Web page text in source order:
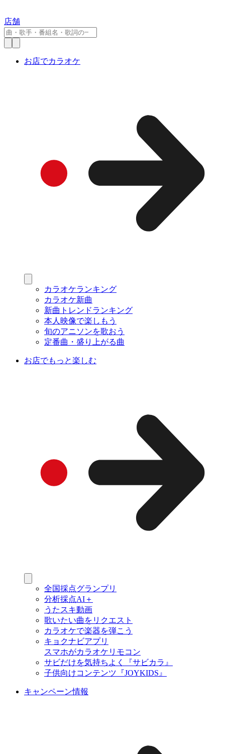
店舗
お店でカラオケ
カラオケランキング
カラオケ新曲
新曲トレンドランキング
本人映像で楽しもう
旬のアニソンを歌おう
定番曲・盛り上がる曲
お店でもっと楽しむ
全国採点グランプリ
分析採点AI＋
うたスキ動画
歌いたい曲をリクエスト
カラオケで楽器を弾こう
キョクナビアプリ
スマホがカラオケリモコン
サビだけを気持ちよく『サビカラ』
子供向けコンテンツ『JOYKIDS』
キャンペーン情報